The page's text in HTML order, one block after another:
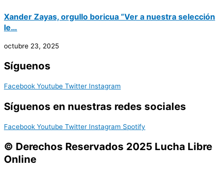
Xander Zayas, orgullo boricua “Ver a nuestra selección
le…
octubre 23, 2025
Síguenos
Facebook Youtube Twitter Instagram
Síguenos en nuestras redes sociales
Facebook Youtube Twitter Instagram Spotify
© Derechos Reservados 2025 Lucha Libre
Online